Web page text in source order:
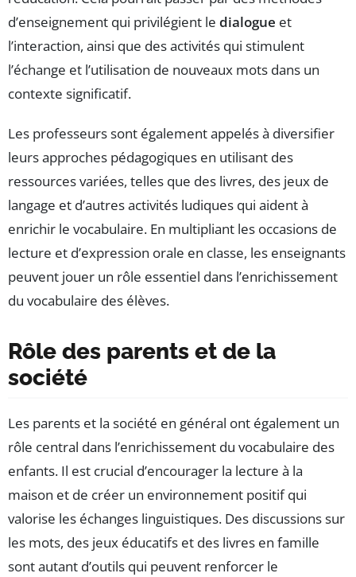
d’enseignement qui privilégient le dialogue et
l’interaction, ainsi que des activités qui stimulent
l’échange et l’utilisation de nouveaux mots dans un
contexte significatif.
Les professeurs sont également appelés à diversifier
leurs approches pédagogiques en utilisant des
ressources variées, telles que des livres, des jeux de
langage et d’autres activités ludiques qui aident à
enrichir le vocabulaire. En multipliant les occasions de
lecture et d’expression orale en classe, les enseignants
peuvent jouer un rôle essentiel dans l’enrichissement
du vocabulaire des élèves.
Rôle des parents et de la
société
Les parents et la société en général ont également un
rôle central dans l’enrichissement du vocabulaire des
enfants. Il est crucial d’encourager la lecture à la
maison et de créer un environnement positif qui
valorise les échanges linguistiques. Des discussions sur
les mots, des jeux éducatifs et des livres en famille
sont autant d’outils qui peuvent renforcer le